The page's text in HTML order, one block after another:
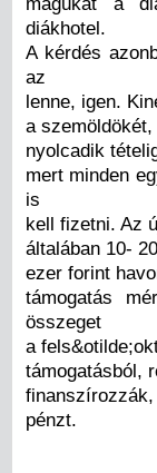
diákhotel.
A kérdés
az
lenne, igen.
a
nyolcadik
mert minden
is
kell fizetni. Az
általában 10-
ezer forint
támogatás
összeget
a
támogatásból,
finanszírozzák,
pénzt.